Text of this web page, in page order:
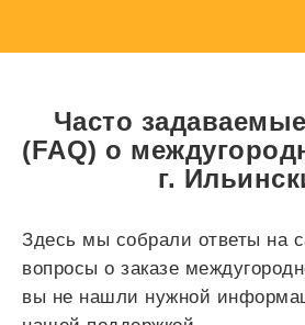
Часто
(FAQ) о
г.
Здесь мы собрали ответы на
вопросы о заказе
вы не нашли нужной